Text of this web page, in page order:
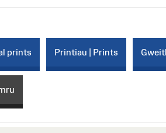
prints Printiau | Prints